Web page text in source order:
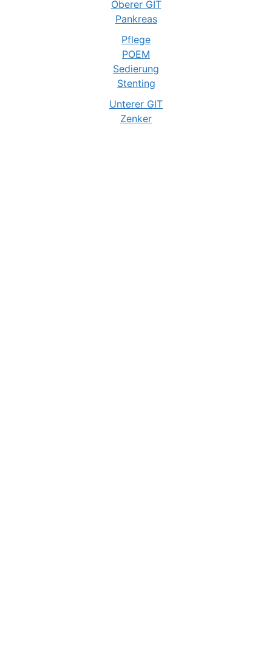
Oberer GIT
Pankreas
Pflege
POEM
Sedierung
Stenting
Unterer GIT
Zenker